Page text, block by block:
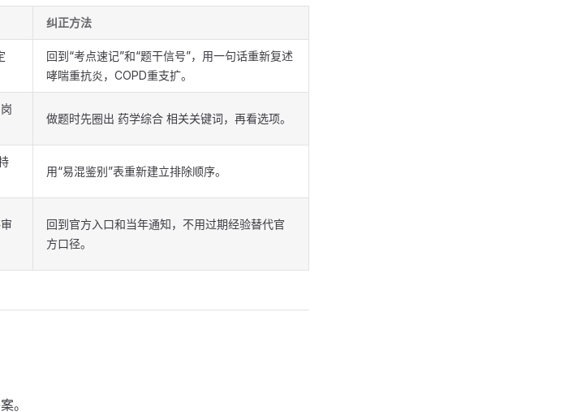
纠正方法
回到“考点速记”和“题干信号”，用一句话重新复述
哮喘重抗炎，COPD重支扩。
做题时先圈出 药学综合 相关关键词，再看选项。
用“易混鉴别”表重新建立排除顺序。
回到官方入口和当年通知，不用过期经验替代官
方口径。
。